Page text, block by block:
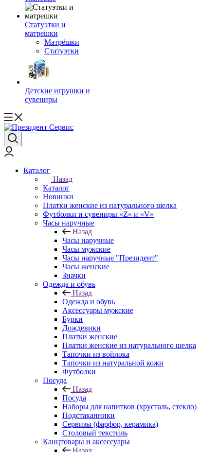
Статуэтки и
матрешки
Матрёшки
Статуэтки
Детские игрушки и
сувениры
Каталог
Назад
Каталог
Новинки
Платки женские из натурального шелка
Футболки и сувениры «Z» и «V»
Часы наручные
Назад
Часы наручные
Часы мужские
Часы наручные "Президент"
Часы женские
Значки
Одежда и обувь
Назад
Одежда и обувь
Аксессуары мужские
Бурки
Дождевики
Платки женские
Платки женские из натурального шелка
Тапочки из войлока
Тапочки из натуральной кожи
Футболки
Посуда
Назад
Посуда
Наборы для напитков (хрусталь, стекло)
Подстаканники
Сервизы (фарфор, керамика)
Столовый текстиль
Канцтовары и аксессуары
Назад